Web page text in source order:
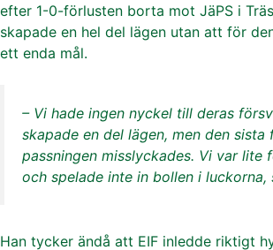
efter 1-0-förlusten borta mot JäPS i
skapade en hel del lägen utan att för
ett enda mål.
– Vi hade ingen nyckel till deras
skapade en del lägen, men den sista
passningen misslyckades. Vi var lite
och spelade inte in bollen i luckorna,
Han tycker ändå att EIF inledde riktigt